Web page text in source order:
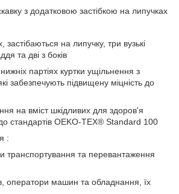
з додатковою застібкою на липучках
застібаються на липучку, три вузькі
та дві з боків
партіях куртки ущільнення з
забезпечують підвищену міцність до
на вміст шкідливих для здоров'я
стандартів OEKO-TEX® Standard 100
:
транспортування та перевантаження
оператори машин та обладнання, їх